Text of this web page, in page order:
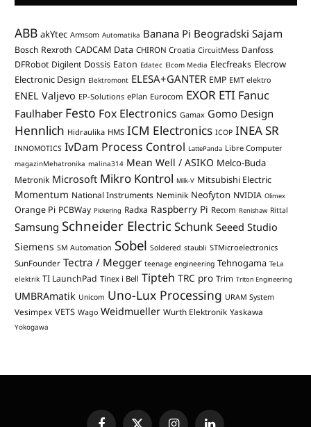
ABB akYtec Armsom Automatika Banana Pi Beogradski Sajam
Bosch Rexroth CADCAM Data CHIRON Croatia CircuitMess Danfoss
DFRobot Digilent Dossis Eaton Edatec Elcom Media Elecfreaks Elecrow
Electronic Design Elektromont ELESA+GANTER EMP EMT elektro
ENEL Valjevo EP-Solutions ePlan Eurocom EXOR ETI Fanuc
Faulhaber Festo Fox Electronics Gamax Gomo Design
Hennlich Hidraulika HMS ICM Electronics ICOP INEA SR
INNOMOTICS IvDam Process Control LattePanda Libre Computer
magazinMehatronika malina314 Mean Well / ASIKO Melco-Buda
Metronik Microsoft Mikro Kontrol Milk-V Mitsubishi Electric
Momentum National Instruments Neminik Neofyton NVIDIA Olimex
Orange Pi PCBWay Pickering Radxa Raspberry Pi Recom Renishaw Rittal
Samsung Schneider ElectricSchunk Seeed Studio
Siemens SM Automation Sobel Soldered staubli STMicroelectronics
SunFounder Tectra / Megger teenage engineering Tehnogama TeLa
elektrik TI LaunchPad Tinex i Bell Tipteh TRC pro Trim Triton Engineering
UMBRAmatik Unicom Uno-Lux Processing URAM System
Vesimpex VETS Wago Weidmueller Wurth Elektronik Yaskawa
Yokogawa